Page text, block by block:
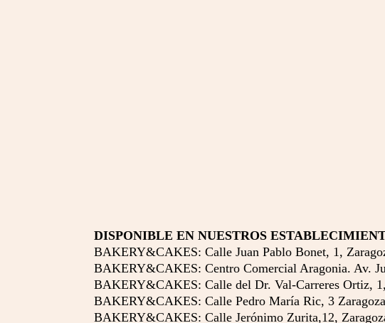
DISPONIBLE EN NUESTROS
BAKERY&CAKES: Calle Juan Pablo Bonet, 1,
BAKERY&CAKES: Centro Comercial Aragonia. Av.
BAKERY&CAKES: Calle del Dr. Val-Carreres Ortiz,
BAKERY&CAKES: Calle Pedro María Ric, 3
BAKERY&CAKES: Calle Jerónimo Zurita,12,